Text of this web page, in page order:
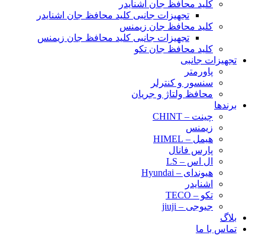
کلید محافظ جان اشنایدر
تجهیزات جانبی کلید محافظ جان اشنایدر
کلید محافظ جان زیمنس
تجهیزات جانبی کلید محافظ جان زیمنس
کلید محافظ جان تکو
تجهیزات جانبی
پاورمتر
سنسور و کنترلر
محافظ ولتاژ و‌ جریان
برندها
چینت – CHINT
زیمنس
هیمل – HIMEL
پارس فانال
ال اس – LS
هیوندای – Hyundai
اشنایدر
تکو – TECO
جیوجی – jiuji
بلاگ
تماس با ما